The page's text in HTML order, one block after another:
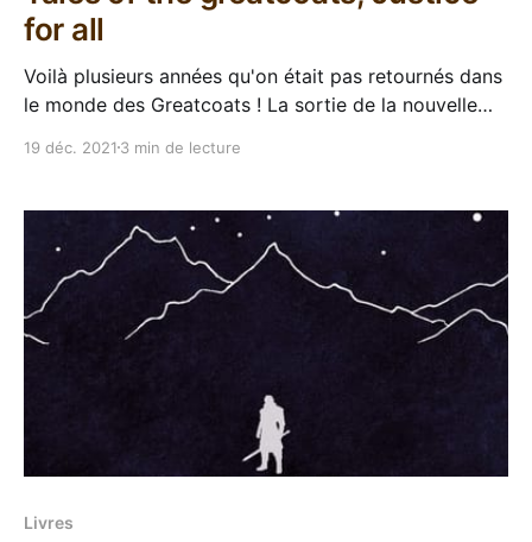
for all
Voilà plusieurs années qu'on était pas retournés dans
le monde des Greatcoats ! La sortie de la nouvelle
repoussée plusieurs fois et semble encore
voir Our lady of blades
19 déc. 2021 3 min de lecture
Livres